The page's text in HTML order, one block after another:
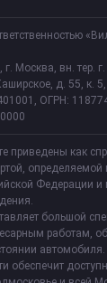
Москва, вн. тер.
д. 55, к.
ОГРН:
приведены как
Федерации
большой
работам,
обеспечит